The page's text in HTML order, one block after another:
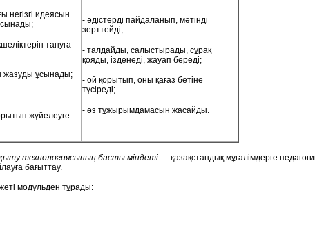
негізгі идеясын
тануға
жазуды ұсынады;
жүйелеуге
- әдістерді пайдаланып, мәтінді
зерттейді;
- талдайды, салыстырады, сұрақ
қояды, ізденеді, жауап береді;
- ой қорытып, оны қағаз бетіне
түсіреді;
- өз тұжырымдамасын жасайды.
технологиясының басты міндеті — қазақстандық мұғалімдерге
бағыттау.
модульден тұрады: